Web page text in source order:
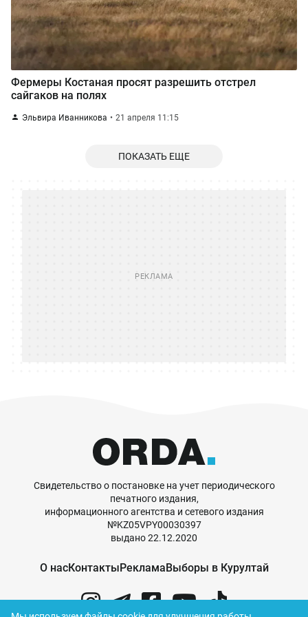
Фермеры Костаная просят разрешить отстрел
сайгаков на полях
Эльвира Иванникова 21 апреля 11:15
ПОКАЗАТЬ ЕЩЕ
Свидетельство о постановке на учет периодического
печатного издания,
информационного агентства и сетевого издания
№KZ05VPY00030397
выдано 22.12.2020
О насКонтактыРекламаВыборы в Курултай